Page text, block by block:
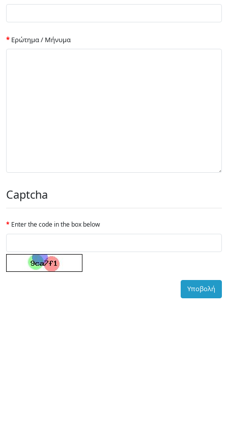
Ερώτημα / Μήνυμα
Captcha
Enter the code in the box below
Υποβολή